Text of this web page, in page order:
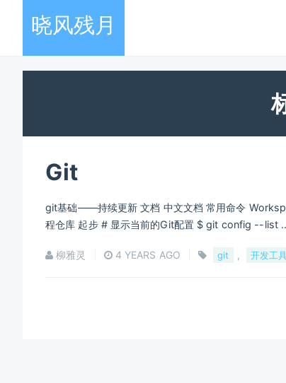
晓风残月
Git
git基础——持续更新 文档 中文文档 常用命令
程仓库 起步 # 显示当前的Git配置 $ git config --list
柳雅灵 4 YEARS AGO git , 开发工